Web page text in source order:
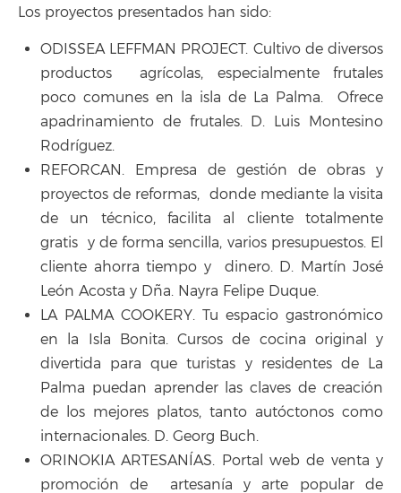
Los proyectos presentados han sido:
ODISSEA LEFFMAN PROJECT. Cultivo de diversos
productos agrícolas, especialmente frutales
poco comunes en la isla de La Palma. Ofrece
apadrinamiento de frutales. D. Luis Montesino
Rodríguez.
REFORCAN. Empresa de gestión de obras y
proyectos de reformas, donde mediante la visita
de un técnico, facilita al cliente totalmente
gratis y de forma sencilla, varios presupuestos. El
cliente ahorra tiempo y dinero. D. Martín José
León Acosta y Dña. Nayra Felipe Duque.
LA PALMA COOKERY. Tu espacio gastronómico
en la Isla Bonita. Cursos de cocina original y
divertida para que turistas y residentes de La
Palma puedan aprender las claves de creación
de los mejores platos, tanto autóctonos como
internacionales. D. Georg Buch.
ORINOKIA ARTESANÍAS. Portal web de venta y
promoción de artesanía y arte popular de